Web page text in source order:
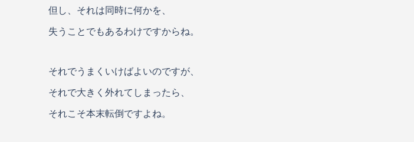
但し、それは同時に何かを、
失うことでもあるわけですからね。
それでうまくいけばよいのですが、
それで大きく外れてしまったら、
それこそ本末転倒ですよね。